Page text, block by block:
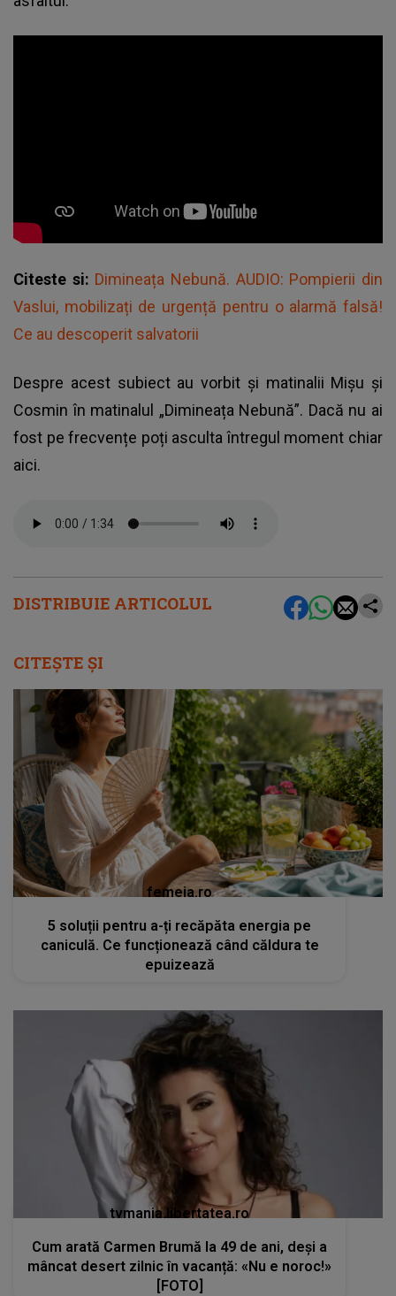
DISTRIBUIE ARTICOLUL
Citeste si: Dimineața Nebună. AUDIO: Pompierii din
Vaslui, mobilizați de urgență pentru o alarmă falsă!
Ce au descoperit salvatorii
Despre acest subiect au vorbit și matinalii Mișu și
Cosmin în matinalul „Dimineața Nebună”. Dacă nu ai
fost pe frecvențe poți asculta întregul moment chiar
aici.
CITEȘTE ȘI
femeia.ro
5 soluții pentru a-ți recăpăta energia pe
caniculă. Ce funcționează când căldura te
epuizează
tvmania.libertatea.ro
Cum arată Carmen Brumă la 49 de ani, deși a
mâncat desert zilnic în vacanță: «Nu e noroc!»
[FOTO]